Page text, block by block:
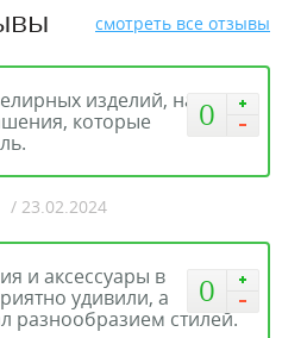
смотреть все отзывы
0
изделий, нашла
которые
/ 23.02.2024
0
и аксессуары в
удивили, а
разнообразием стилей.